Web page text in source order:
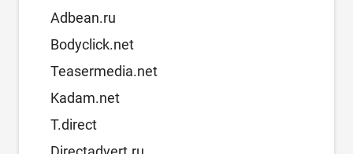
Adbean.ru
Bodyclick.net
Teasermedia.net
Kadam.net
T.direct